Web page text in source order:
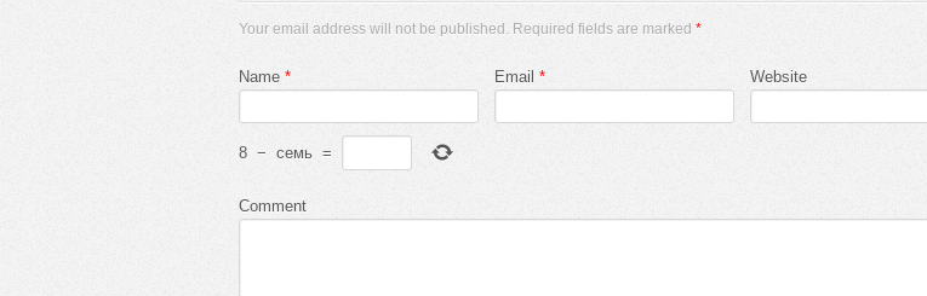
Your email address will not be published. Required fields are marked *
Name * Email * Website
8 − семь =
Comment